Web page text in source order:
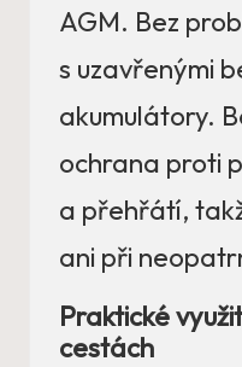
AGM. Bez
s uzavřenými
akumulátory.
ochrana proti
a přehřátí,
ani při
Praktické
cestách